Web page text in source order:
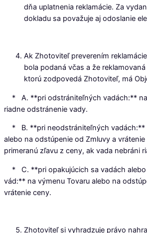
dňa uplatnenia reklamácie. Za
dokladu sa považuje aj odoslanie
Ak Zhotoviteľ preverením
bola podaná včas a že
ktorú zodpovedá Zhotoviteľ, má
* A. **pri odstrániteľných vadách:** na
riadne odstránenie vady.
* B. **pri neodstrániteľných vadách:**
alebo na odstúpenie od Zmluvy a
primeranú zľavu z ceny, ak vada nebráni
* C. **pri opakujúcich sa vadách
vád:** na výmenu Tovaru alebo na
vrátenie ceny.
Zhotoviteľ si vyhradzuje právo